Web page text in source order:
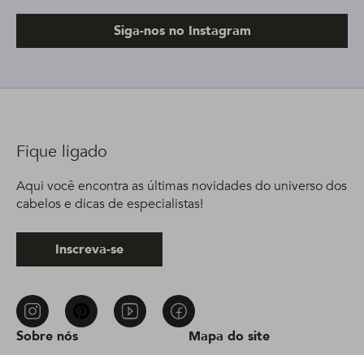
Siga-nos no Instagram
Sobre nós Mapa do site
Fique ligado
Aqui você encontra as últimas novidades do universo dos
cabelos e dicas de especialistas!
Inscreva-se